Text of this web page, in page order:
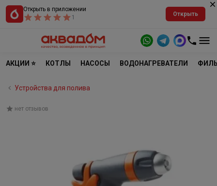
Открыть в приложении
1
Открыть
АКЦИИ ⭐ КОТЛЫ НАСОСЫ ВОДОНАГРЕВАТЕЛИ
Устройства для полива
нет отзывов